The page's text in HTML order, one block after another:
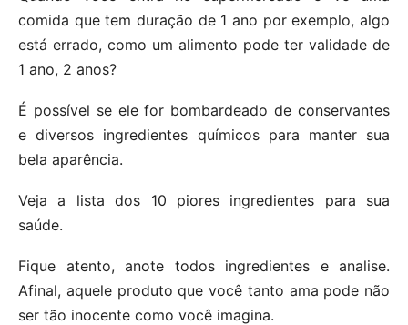
comida que tem duração de 1 ano por exemplo, algo
está errado, como um alimento pode ter validade de
1 ano, 2 anos?
É possível se ele for bombardeado de conservantes
e diversos ingredientes químicos para manter sua
bela aparência.
Veja a lista dos 10 piores ingredientes para sua
saúde.
Fique atento, anote todos ingredientes e analise.
Afinal, aquele produto que você tanto ama pode não
ser tão inocente como você imagina.